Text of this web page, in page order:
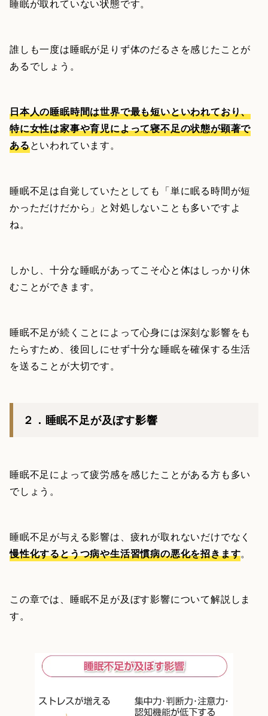
睡眠が取れていない状態です。
誰しも一度は睡眠が足りず体のだるさを感じたことが
あるでしょう。
日本人の睡眠時間は世界で最も短いといわれており、
特に女性は家事や育児によって寝不足の状態が顕著で
あるといわれています。
睡眠不足は自覚していたとしても「単に眠る時間が短
かっただけだから」と対処しないことも多いですよ
ね。
しかし、十分な睡眠があってこそ心と体はしっかり休
むことができます。
睡眠不足が続くことによって心身には深刻な影響をも
たらすため、後回しにせず十分な睡眠を確保する生活
を送ることが大切です。
２．睡眠不足が及ぼす影響
睡眠不足によって疲労感を感じたことがある方も多い
でしょう。
睡眠不足が与える影響は、疲れが取れないだけでなく
慢性化するとうつ病や生活習慣病の悪化を招きます。
この章では、睡眠不足が及ぼす影響について解説しま
す。